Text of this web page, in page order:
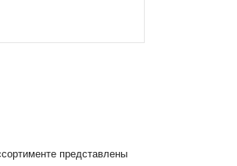
представлены